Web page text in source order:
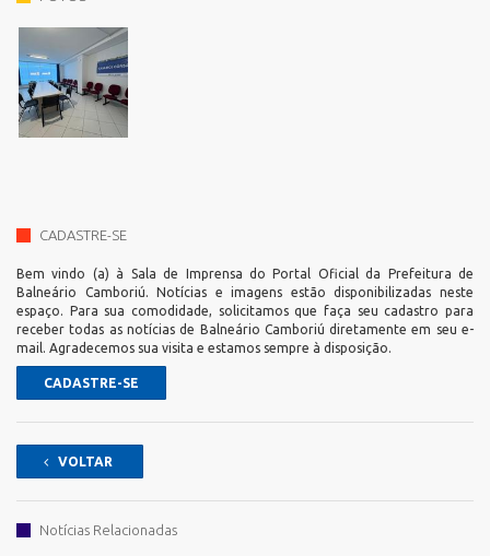
CADASTRE-SE
Bem vindo (a) à Sala de Imprensa do Portal Oficial da Prefeitura de
Balneário Camboriú. Notícias e imagens estão disponibilizadas neste
espaço. Para sua comodidade, solicitamos que faça seu cadastro para
receber todas as notícias de Balneário Camboriú diretamente em seu e-
mail. Agradecemos sua visita e estamos sempre à disposição.
CADASTRE-SE
VOLTAR
Notícias Relacionadas